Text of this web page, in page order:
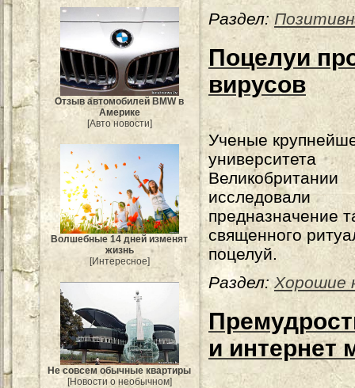
Отзыв автомобилей BMW в
Америке
[Авто новости]
Волшебные 14 дней изменят
жизнь
[Интересное]
Не совсем обычные квартиры
[Новости о необычном]
Раздел:
Поцелуи
вирусов
Ученые
университета
Великобритании
исследовали
предназначение
священного
поцелуй.
Раздел: Хорошие
и интернет